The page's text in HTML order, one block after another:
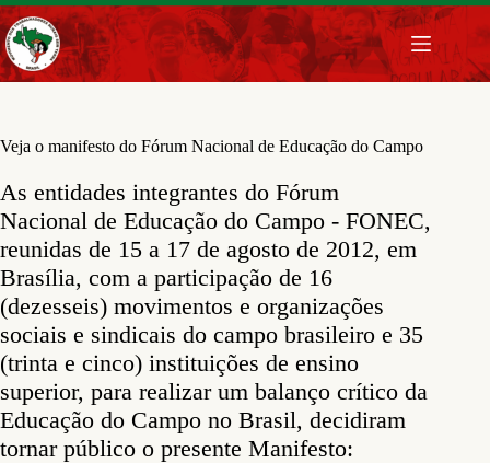
Pular
para
o
conteúdo
Veja o manifesto do Fórum Nacional de Educação do Campo
As entidades integrantes do Fórum
Nacional de Educação do Campo - FONEC,
reunidas de 15 a 17 de agosto de 2012, em
Brasília, com a participação de 16
(dezesseis) movimentos e organizações
sociais e sindicais do campo brasileiro e 35
(trinta e cinco) instituições de ensino
superior, para realizar um balanço crítico da
Educação do Campo no Brasil, decidiram
tornar público o presente Manifesto: